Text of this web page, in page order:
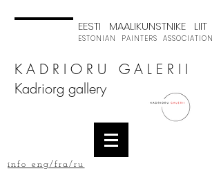
EESTI MAALIKUNSTNIKE LIIT
ESTONIAN PAINTERS ASSOCIATION
K A D R I O R U G A L E R I I
Kadriorg gallery
info eng/fra/ru